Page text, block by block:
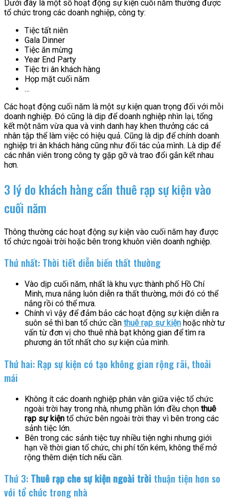
Dưới đây là một số hoạt động sự kiện cuối năm thường được
tổ chức trong các doanh nghiệp, công ty:
Tiệc tất niên
Gala Dinner
Tiệc ăn mừng
Year End Party
Tiệc tri ân khách hàng
Họp mặt cuối năm
…
Các hoạt động cuối năm là một sự kiện quan trọng đối với mỗi
doanh nghiệp. Đó cũng là dịp để doanh nghiệp nhìn lại, tổng
kết một năm vừa qua và vinh danh hay khen thưởng các cá
nhân tập thể làm việc có hiệu quả. Cũng là dịp để chính doanh
nghiệp tri ân khách hàng cũng như đối tác của mình. Là dịp để
các nhân viên trong công ty gặp gỡ và trao đổi gắn kết nhau
hơn.
3 lý do khách hàng cần thuê rạp sự kiện vào
cuối năm
Thông thường các hoạt động sự kiện vào cuối năm hay được
tổ chức ngoài trời hoặc bên trong khuôn viên doanh nghiệp.
Thứ nhất: Thời tiết diễn biến thất thường
Vào dịp cuối năm, nhất là khu vực thành phố Hồ Chí
Minh, mưa nắng luôn diễn ra thất thường, mới đó có thể
nắng rồi có thể mưa.
Chính vì vậy để đảm bảo các hoạt động sự kiện diễn ra
suôn sẻ thì ban tổ chức cần thuê rạp sự kiện hoặc nhờ tư
vấn từ đơn vị cho thuê nhà bạt không gian để tìm ra
phương án tốt nhất cho sự kiện của mình.
Thứ hai: Rạp sự kiện có tạo không gian rộng rãi, thoải
mái
Không ít các doanh nghiệp phân vân giữa việc tổ chức
ngoài trời hay trong nhà, nhưng phần lớn đều chọn thuê
rạp sự kiện tổ chức bên ngoài trời thay vì bên trong các
sảnh tiệc lớn.
Bên trong các sảnh tiệc tuy nhiều tiện nghi nhưng giới
hạn về thời gian tổ chức, chi phí tốn kém, không thể mở
rộng thêm diện tích nếu cần.
Thứ 3: Thuê rạp che sự kiện ngoài trời thuận tiện hơn so
với tổ chức trong nhà